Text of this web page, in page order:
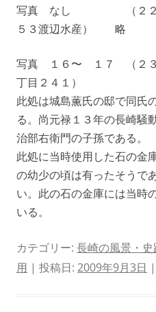
写真 なし （２２）矢
５３渡辺水産） 略
写真 １６〜 １７ （２３
丁目２４１）
此処は城島薫氏の邸で同氏
る。尚元禄１３年の長崎騒
治部右衛門の子孫である。
此処に当時使用した石の金
の幼少の頃は有ったそうで
い。此の石の金庫には当時
いる。
カテゴリー: 長崎の風景・史
用 | 投稿日: 2009年9月3日 |